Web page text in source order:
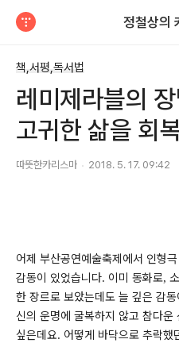
정철상의
책,서평,독서법
레미제라블의
고귀한 삶을 회
따뜻한카리스마 2018. 5. 17. 09:42
어제 부산공연예술축제에서 인형극
감동이 있었습니다. 이미 동화로,
한 장르로 보았는데도 늘 깊은 감
신의 운명에 굴복하지 않고 참다
싶은데요. 어떻게 바닥으로 추락했